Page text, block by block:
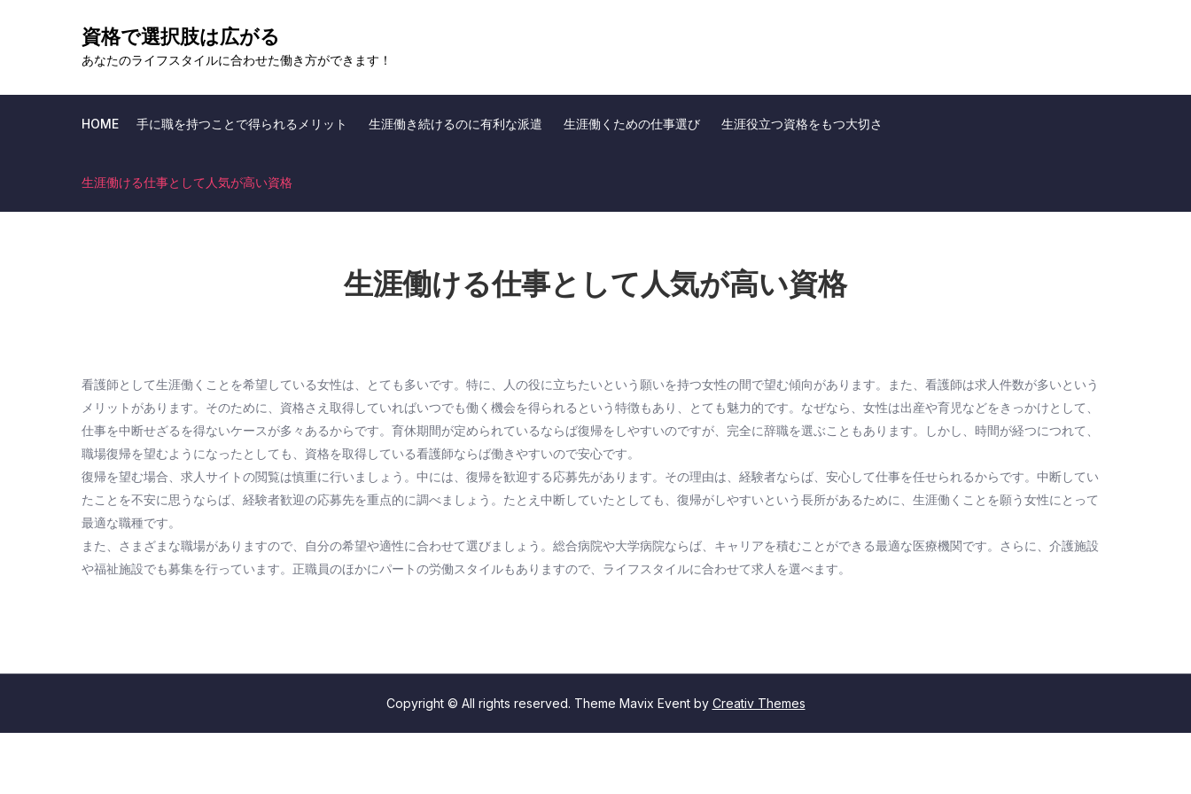
資格で選択肢は広がる
あなたのライフスタイルに合わせた働き方ができます！
HOME 手に職を持つことで得られるメリット 生涯働き続けるのに有利な派遣 生涯働くための仕事選び 生涯役立つ資格をもつ大切さ
生涯働ける仕事として人気が高い資格
生涯働ける仕事として人気が高い資格
看護師として生涯働くことを希望している女性は、とても多いです。特に、人の役に立ちたいという願いを持つ女性の間で望む傾向があります。また、看護師は求人件数が多いという
メリットがあります。そのために、資格さえ取得していればいつでも働く機会を得られるという特徴もあり、とても魅力的です。なぜなら、女性は出産や育児などをきっかけとして、
仕事を中断せざるを得ないケースが多々あるからです。育休期間が定められているならば復帰をしやすいのですが、完全に辞職を選ぶこともあります。しかし、時間が経つにつれて、
職場復帰を望むようになったとしても、資格を取得している看護師ならば働きやすいので安心です。
復帰を望む場合、求人サイトの閲覧は慎重に行いましょう。中には、復帰を歓迎する応募先があります。その理由は、経験者ならば、安心して仕事を任せられるからです。中断してい
たことを不安に思うならば、経験者歓迎の応募先を重点的に調べましょう。たとえ中断していたとしても、復帰がしやすいという長所があるために、生涯働くことを願う女性にとって
最適な職種です。
また、さまざまな職場がありますので、自分の希望や適性に合わせて選びましょう。総合病院や大学病院ならば、キャリアを積むことができる最適な医療機関です。さらに、介護施設
や福祉施設でも募集を行っています。正職員のほかにパートの労働スタイルもありますので、ライフスタイルに合わせて求人を選べます。
Copyright © All rights reserved. Theme Mavix Event by Creativ Themes